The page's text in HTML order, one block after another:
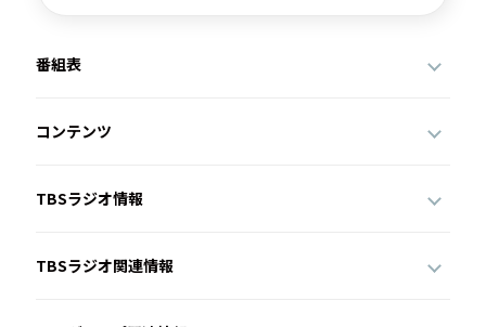
番組表
コンテンツ
TBSラジオ情報
TBSラジオ関連情報